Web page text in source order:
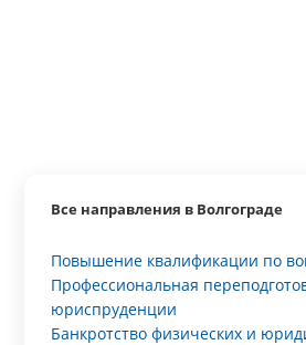
Все направления в Волгограде
Повышение квалификации по
Профессиональная
юриспруденции
Банкротство физических и